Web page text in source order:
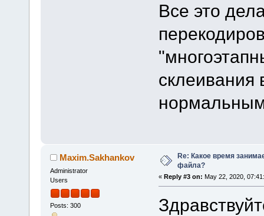
Все это
Maxim.Sakhankov
Administrator
Users
Posts: 300
Re: Какое время
файла?
« Reply #3 on: May 22, 2020,